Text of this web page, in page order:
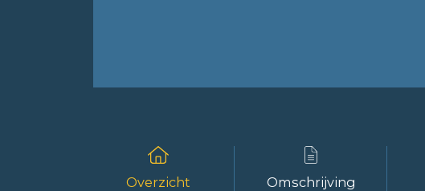
Overzicht Omschrijving